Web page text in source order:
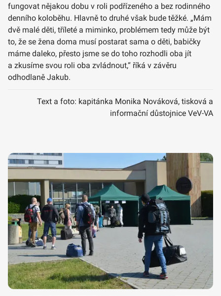
fungovat nějakou dobu v roli podřízeného a bez rodinného
denního koloběhu. Hlavně to druhé však bude těžké. „Mám
dvě malé děti, tříleté a miminko, problémem tedy může být
to, že se žena doma musí postarat sama o děti, babičky
máme daleko, přesto jsme se do toho rozhodli oba jít
a zkusíme svou roli oba zvládnout,“ říká v závěru
odhodlaně Jakub.
Text a foto: kapitánka Monika Nováková, tisková a
informační důstojnice VeV-VA